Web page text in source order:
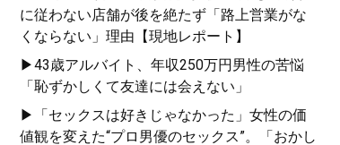
に従わない店舗が後を絶たず「路上営業がな
くならない」理由【現地レポート】
▶43歳アルバイト、年収250万円男性の苦悩
「恥ずかしくて友達には会えない」
▶「セックスは好きじゃなかった」女性の価
値観を変えた“プロ男優のセックス”。「おかし